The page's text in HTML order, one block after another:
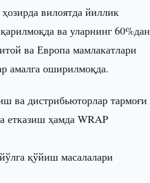
вилоятда йиллик
ва уларнинг 60%дан
ва Европа мамлакатлари
амалга оширилмоқда.
ва дистрибьюторлар тармоғи
етказиш ҳамда WRAP
қўйиш масалалари